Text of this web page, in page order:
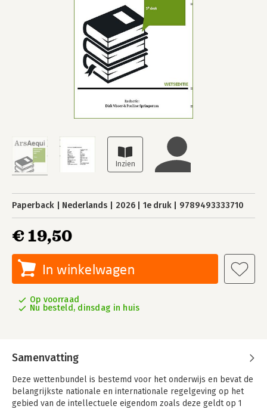
Paperback Nederlands 2026 1e druk 9789493333710
€ 19,50
In winkelwagen
Op voorraad
Nu besteld, dinsdag in huis
Samenvatting
Deze wettenbundel is bestemd voor het onderwijs en bevat de
belangrijkste nationale en internationale regelgeving op het
gebied van de intellectuele eigendom zoals deze geldt op 1